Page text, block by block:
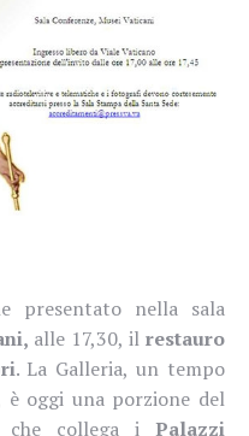
presentato nella sala
alle 17,30, ilrestauro
. La Galleria, un tempo
è oggi una porzione del
che collega i Palazzi